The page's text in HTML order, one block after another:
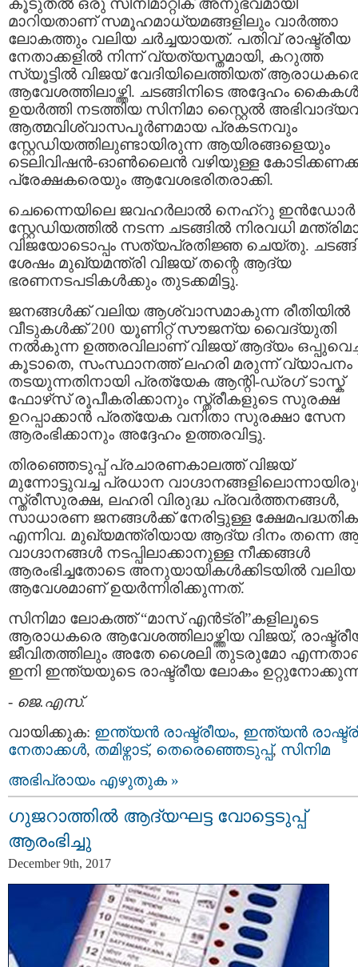
മാറിയതാണ് സമൂഹമാധ്യമങ്ങളിലും വാർത്താ
ലോകത്തും വലിയ ചർച്ചയായത്. പതിവ് രാഷ്ട്രീയ
നേതാക്കളിൽ നിന്ന് വ്യത്യസ്തമായി, കറുത്ത
സ്യൂട്ടിൽ വിജയ് വേദിയിലെത്തിയത്
ആവേശത്തിലാഴ്ത്തി. ചടങ്ങിനിടെ അദ്ദേഹം കൈകൾ
ഉയർത്തി നടത്തിയ സിനിമാ സ്റ്റൈൽ
ആത്മവിശ്വാസപൂർണമായ പ്രകടനവും
സ്റ്റേഡിയത്തിലുണ്ടായിരുന്ന ആയിരങ്ങളെയും
ടെലിവിഷൻ-ഓൺലൈൻ വഴിയുള്ള
പ്രേക്ഷകരെയും ആവേശഭരിതരാക്കി.
ചെന്നൈയിലെ ജവഹർലാൽ നെഹ്റു ഇൻഡോർ
സ്റ്റേഡിയത്തിൽ നടന്ന ചടങ്ങിൽ നിരവധി
വിജയോടൊപ്പം സത്യപ്രതിജ്ഞ ചെയ്തു.
ശേഷം മുഖ്യമന്ത്രി വിജയ് തന്റെ ആദ്യ
ഭരണനടപടികൾക്കും തുടക്കമിട്ടു.
ജനങ്ങൾക്ക് വലിയ ആശ്വാസമാകുന്ന രീതിയിൽ
വീടുകൾക്ക് 200 യൂണിറ്റ് സൗജന്യ വൈദ്യുതി
നൽകുന്ന ഉത്തരവിലാണ് വിജയ് ആദ്യം
കൂടാതെ, സംസ്ഥാനത്ത് ലഹരി മരുന്ന് വ്യാപനം
തടയുന്നതിനായി പ്രത്യേക ആന്റി-ഡ്രഗ് ടാസ്ക്
ഫോഴ്‌സ് രൂപീകരിക്കാനും സ്ത്രീകളുടെ സുരക്ഷ
ഉറപ്പാക്കാൻ പ്രത്യേക വനിതാ സുരക്ഷാ സേന
ആരംഭിക്കാനും അദ്ദേഹം ഉത്തരവിട്ടു.
തിരഞ്ഞെടുപ്പ് പ്രചാരണകാലത്ത് വിജയ്
മുന്നോട്ടുവച്ച പ്രധാന
സ്ത്രീസുരക്ഷ, ലഹരി വിരുദ്ധ പ്രവർത്തനങ്ങൾ,
സാധാരണ ജനങ്ങൾക്ക് നേരിട്ടുള്ള
എന്നിവ. മുഖ്യമന്ത്രിയായ ആദ്യ ദിനം തന്നെ
വാഗ്ദാനങ്ങൾ നടപ്പിലാക്കാനുള്ള നീക്കങ്ങൾ
ആരംഭിച്ചതോടെ അനുയായികൾക്കിടയിൽ വലിയ
ആവേശമാണ് ഉയർന്നിരിക്കുന്നത്.
സിനിമാ ലോകത്ത് “മാസ് എൻട്രി”കളിലൂടെ
ആരാധകരെ ആവേശത്തിലാഴ്ത്തിയ വിജയ്,
ജീവിതത്തിലും അതേ ശൈലി തുടരുമോ
ഇനി ഇന്ത്യയുടെ രാഷ്ട്രീയ ലോകം
- ജെ.എസ്.
വായിക്കുക: ഇന്ത്യന്‍ രാഷ്ട്രീയം, ഇന്ത്യന്‍
നേതാക്കള്‍, തമിഴ്നാട്, തെരെഞ്ഞെടുപ്പ്, സിനിമ
അഭിപ്രായം എഴുതുക »
ഗുജറാത്തിൽ ആദ്യഘട്ട വോട്ടെടുപ്പ്
ആരംഭിച്ചു
December 9th, 2017